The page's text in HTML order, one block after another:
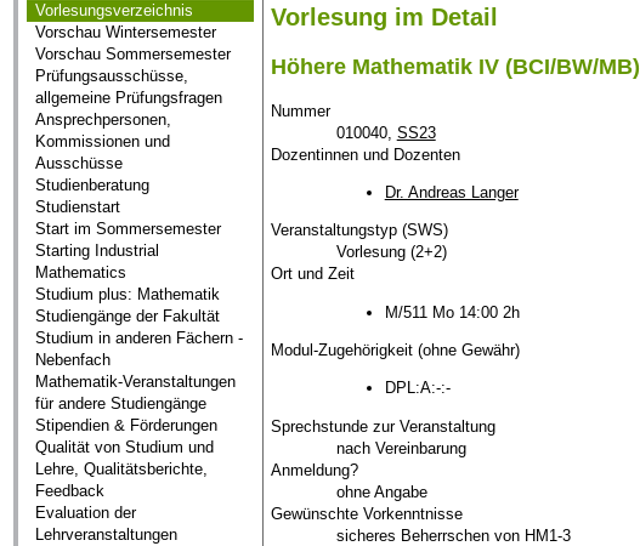
Vorlesungsverzeichnis
Vorschau Wintersemester
Vorschau Sommersemester
Prüfungsausschüsse,
allgemeine Prüfungsfragen
Ansprechpersonen,
Kommissionen und
Ausschüsse
Studienberatung
Studienstart
Start im Sommersemester
Starting Industrial
Mathematics
Studium plus: Mathematik
Studiengänge der Fakultät
Studium in anderen Fächern -
Nebenfach
Mathematik-Veranstaltungen
für andere Studiengänge
Stipendien & Förderungen
Qualität von Studium und
Lehre, Qualitätsberichte,
Feedback
Evaluation der
Lehrveranstaltungen
Vorlesung im Detail
Höhere Mathematik IV (BCI/BW/MB)
Nummer
010040, SS23
Dozentinnen und Dozenten
Dr. Andreas Langer
Veranstaltungstyp (SWS)
Vorlesung (2+2)
Ort und Zeit
M/511 Mo 14:00 2h
Modul-Zugehörigkeit (ohne Gewähr)
DPL:A:-:-
Sprechstunde zur Veranstaltung
nach Vereinbarung
Anmeldung?
ohne Angabe
Gewünschte Vorkenntnisse
sicheres Beherrschen von HM1-3